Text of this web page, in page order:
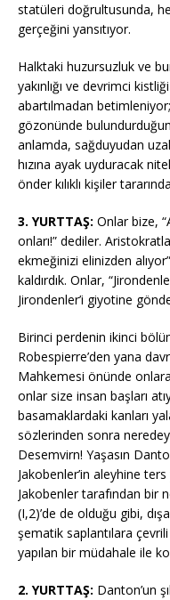
statüleri doğrultusunda,
gerçeğini yansıtıyor.
Halktaki huzursuzluk ve
yakınlığı ve devrimci
abartılmadan
gözonünde
anlamda, sağduyudan
hızına ayak uyduracak
önder kılıklı kişiler
3. YURTTAŞ: Onlar bize,
onları!” dediler.
ekmeğinizi elinizden
kaldırdık. Onlar,
Jirondenler’i giyotine
Birinci perdenin ikinci
Robespierre’den yana
Mahkemesi önünde
onlar size insan başları
basamaklardaki kanları
sözlerinden sonra
Desemvirn! Yaşasın
Jakobenler’in aleyhine
Jakobenler tarafından bir
(I,2)’de de olduğu gibi,
şematik saplantılara
yapılan bir müdahale ile
2. YURTTAŞ: Danton’un